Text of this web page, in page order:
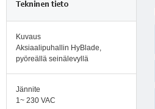
Tekninen tieto
Kuvaus
Aksiaalipuhallin HyBlade,
pyöreällä seinälevyllä
Jännite
1~ 230 VAC